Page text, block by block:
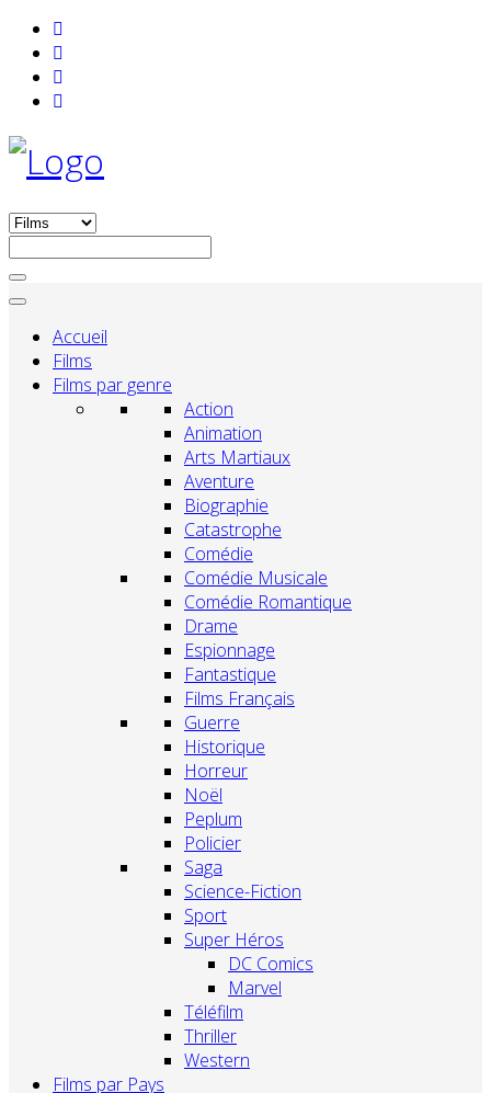
Accueil
Films
Films par genre
Action
Animation
Arts Martiaux
Aventure
Biographie
Catastrophe
Comédie
Comédie Musicale
Comédie Romantique
Drame
Espionnage
Fantastique
Films Français
Guerre
Historique
Horreur
Noël
Peplum
Policier
Saga
Science-Fiction
Sport
Super Héros
DC Comics
Marvel
Téléfilm
Thriller
Western
Films par Pays